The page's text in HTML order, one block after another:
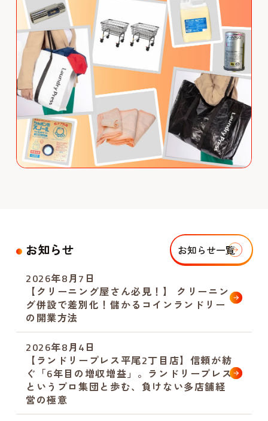
お知らせ お知らせ一覧
2026年8月7日
【クリーニング屋さん必見！】 クリーニン
グ併設で差別化！儲かるコインランドリー
の開業方法
2026年8月4日
【ランドリープレス平尾2丁目店】信頼が紡
ぐ「6年目の増収増益」。ランドリープレス
というプロ集団と歩む、負けない多店舗経
営の極意